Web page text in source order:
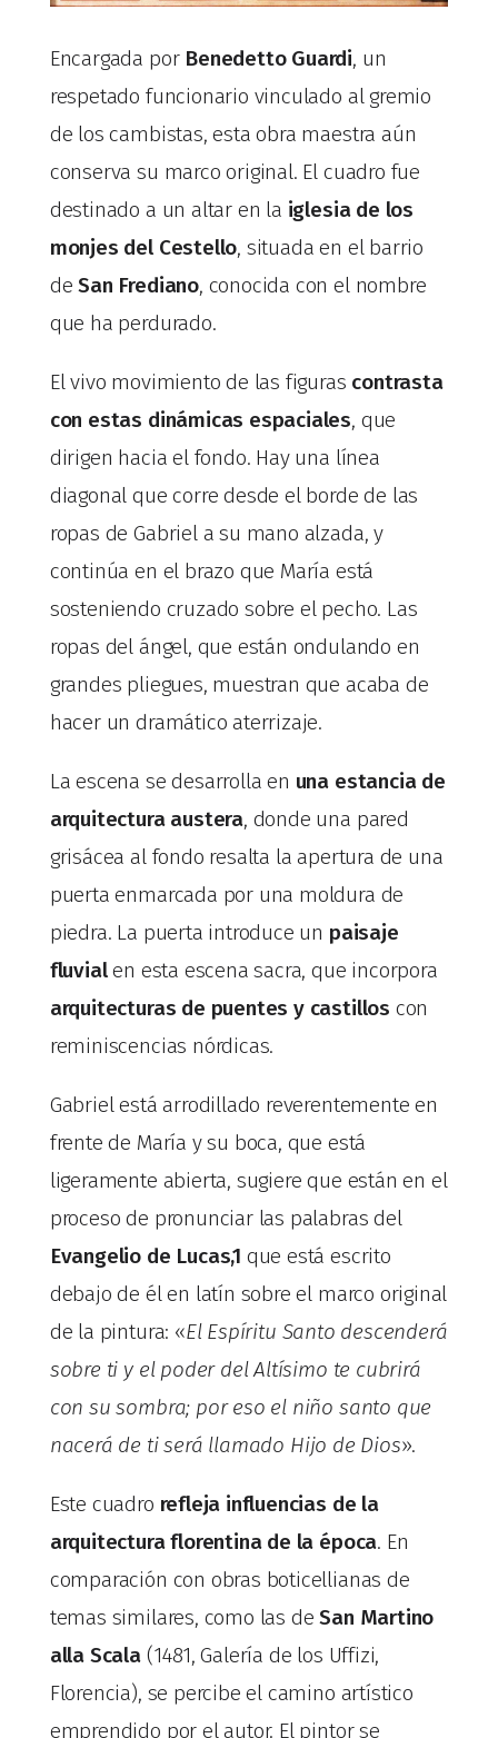
Encargada por Benedetto Guardi, un
respetado funcionario vinculado al gremio
de los cambistas, esta obra maestra aún
conserva su marco original. El cuadro fue
destinado a un altar en la iglesia de los
monjes del Cestello, situada en el barrio
deSan Frediano, conocida con el nombre
que ha perdurado.
El vivo movimiento de las figuras contrasta
con estas dinámicas espaciales, que
dirigen hacia el fondo. Hay una línea
diagonal que corre desde el borde de las
ropas de Gabriel a su mano alzada, y
continúa en el brazo que María está
sosteniendo cruzado sobre el pecho. Las
ropas del ángel, que están ondulando en
grandes pliegues, muestran que acaba de
hacer un dramático aterrizaje.
La escena se desarrolla en una estancia de
arquitectura austera, donde una pared
grisácea al fondo resalta la apertura de una
puerta enmarcada por una moldura de
piedra. La puerta introduce un paisaje
fluvialen esta escena sacra, que incorpora
arquitecturas de puentes y castillos con
reminiscencias nórdicas.
Gabriel está arrodillado reverentemente en
frente de María y su boca, que está
ligeramente abierta, sugiere que están en el
proceso de pronunciar las palabras del
Evangelio de Lucas,1 que está escrito
debajo de él en latín sobre el marco original
de la pintura: «El Espíritu Santo descenderá
sobre ti y el poder del Altísimo te cubrirá
con su sombra; por eso el niño santo que
nacerá de ti será llamado Hijo de Dios».
Este cuadro refleja influencias de la
arquitectura florentina de la época. En
comparación con obras boticellianas de
temas similares, como las deSan Martino
alla Scala(1481, Galería de los Uffizi,
Florencia), se percibe el camino artístico
emprendido por el autor. El pintor se